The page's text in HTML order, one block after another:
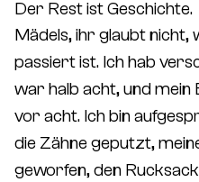
Der Rest ist Geschichte.
Mädels, ihr glaubt
passiert ist. Ich hab
war halb acht, und
vor acht. Ich bin
die Zähne geputzt,
geworfen, den